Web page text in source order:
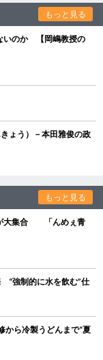
もっと見る
いのか 【岡嶋教授の
ょう）－本田雅俊の政
もっと見る
が大集合 「んめぇ青
“強制的に水を飲む”仕
ら冷製うどんまで“夏